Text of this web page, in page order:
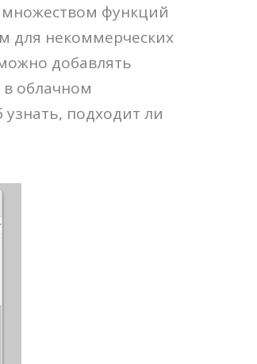
множеством функций
для некоммерческих
добавлять
облачном
подходит ли